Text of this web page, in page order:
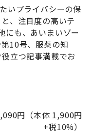
いプライバシーの保
、注目度の高いテ
にも、あいまいゾー
10号、服薬の知
立つ記事満載でお
円（本体 1,900円
+税10%）